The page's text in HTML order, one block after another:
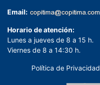
Email:
Horario de atención:
Lunes a jueves de 8 a 15 h.
Viernes de 8 a 14:30 h.
Política de Privacidad